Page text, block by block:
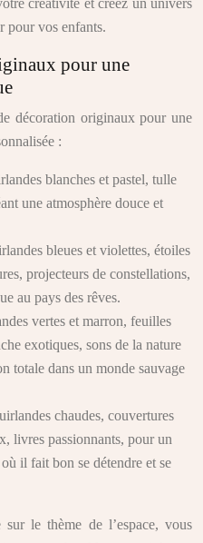
créativité et créez un univers
pour vos enfants.
pour une
décoration originaux pour une
:
blanches et pastel, tulle
une atmosphère douce et
bleues et violettes, étoiles
projecteurs de constellations,
au pays des rêves.
vertes et marron, feuilles
exotiques, sons de la nature
totale dans un monde sauvage
chaudes, couvertures
livres passionnants, pour un
il fait bon se détendre et se
le thème de l’espace, vous